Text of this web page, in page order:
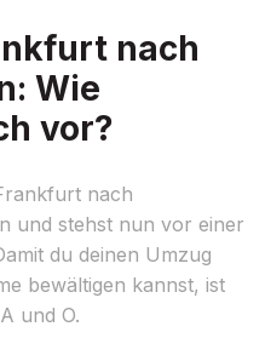
nach
Wie
vor?
nach
und stehst nun vor einer
du deinen Umzug
bewältigen kannst, ist
und O.